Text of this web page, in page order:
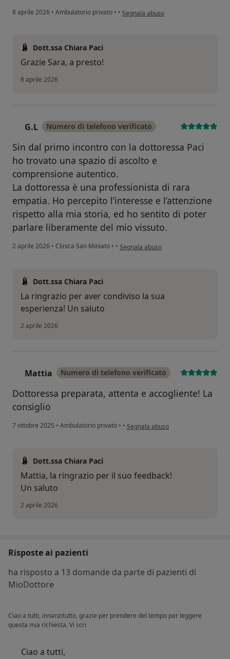
8 aprile 2026 • Ambulatorio privato • • secondo l'opinione dell'utente Sara
Segnala abuso
Dott.ssa Chiara Paci
Grazie Sara, a presto!
8 aprile 2026
G.L Numero di telefono verificato
Sin dal primo incontro con la dottoressa Paci
ho trovato una spazio di ascolto e
comprensione autentico.
La dottoressa è una professionista di rara
empatia. Ho percepito l’interesse e l’attenzione
rispetto alla mia storia, ed ho sentito di poter
parlare liberamente del mio vissuto.
2 aprile 2026 • Clinica San Miniato • • secondo l'opinione dell'utente G.L
Segnala abuso
Dott.ssa Chiara Paci
La ringrazio per aver condiviso la sua
esperienza! Un saluto
2 aprile 2026
Mattia Numero di telefono verificato
Dottoressa preparata, attenta e accogliente! La
consiglio
7 ottobre 2025 • Ambulatorio privato • • secondo l'opinione dell'utente
Segnala abuso
Dott.ssa Chiara Paci
Mattia, la ringrazio per il suo feedback!
Un saluto
2 aprile 2026
Risposte ai pazienti
ha risposto a 13 domande da parte di pazienti di
MioDottore
Ciao a tutti, innanzitutto, grazie per prendere del tempo per leggere
questa mia richiesta. Vi scri
Ciao a tutti,